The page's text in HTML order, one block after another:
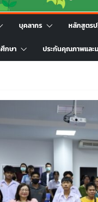
บุคลากร หลักสูตร
กษา ประกันคุณภาพและ